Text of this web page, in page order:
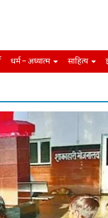
धर्म – अध्यात्म साहित्य